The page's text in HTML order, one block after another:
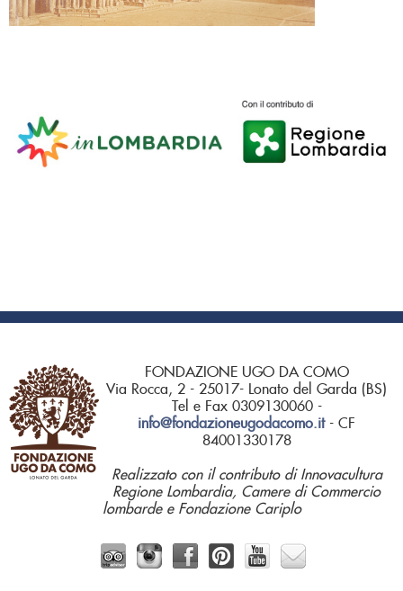
FONDAZIONE UGO DA COMO
Via Rocca, 2 - 25017- Lonato del Garda (BS)
Tel e Fax 0309130060 -
info@fondazioneugodacomo.it- CF
84001330178
Realizzato con il contributo di Innovacultura
Regione Lombardia, Camere di Commercio
lombarde e Fondazione Cariplo